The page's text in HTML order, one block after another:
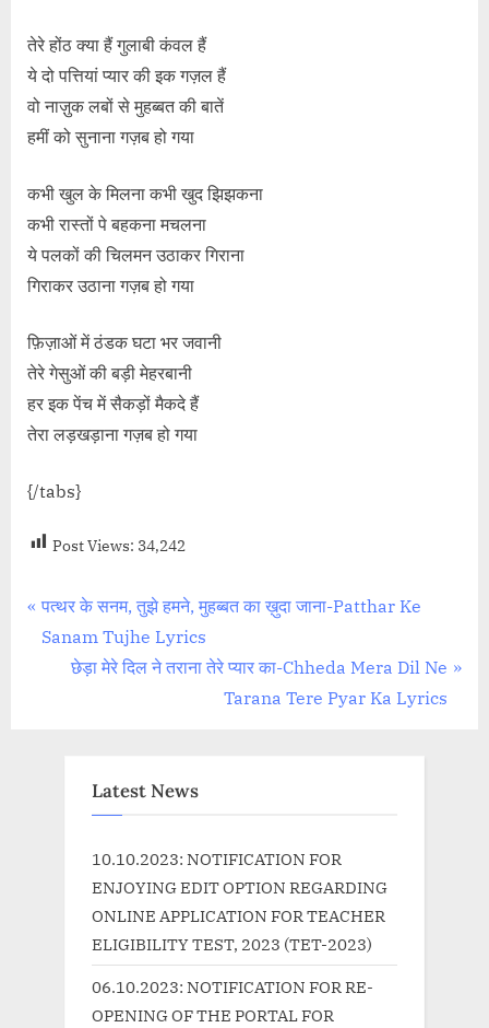
तेरे होंठ क्या हैं गुलाबी कंवल हैं
ये दो पत्तियां प्यार की इक गज़ल हैं
वो नाज़ुक लबों से मुहब्बत की बातें
हमीं को सुनाना गज़ब हो गया
कभी खुल के मिलना कभी खुद झिझकना
कभी रास्तों पे बहकना मचलना
ये पलकों की चिलमन उठाकर गिराना
गिराकर उठाना गज़ब हो गया
फ़िज़ाओं में ठंडक घटा भर जवानी
तेरे गेसुओं की बड़ी मेहरबानी
हर इक पेंच में सैकड़ों मैकदे हैं
तेरा लड़खड़ाना गज़ब हो गया
{/tabs}
Post Views: 34,242
Post
navigation
P
r
पत्थर के सनम, तुझे हमने, मुहब्बत का ख़ुदा जाना-Patthar Ke
Sanam Tujhe Lyrics
N
छेड़ा मेरे दिल ने तराना तेरे प्यार का-Chheda Mera Dil Ne
Tarana Tere Pyar Ka Lyrics
Latest News
10.10.2023: NOTIFICATION FOR
ENJOYING EDIT OPTION REGARDING
ONLINE APPLICATION FOR TEACHER
ELIGIBILITY TEST, 2023 (TET-2023)
06.10.2023: NOTIFICATION FOR RE-
OPENING OF THE PORTAL FOR